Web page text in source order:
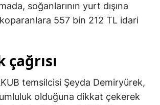
soğanlarının yurt dışına
koparanlara 557 bin 212 TL idari
temsilcisi Şeyda Demiryürek,
olduğuna dikkat çekerek